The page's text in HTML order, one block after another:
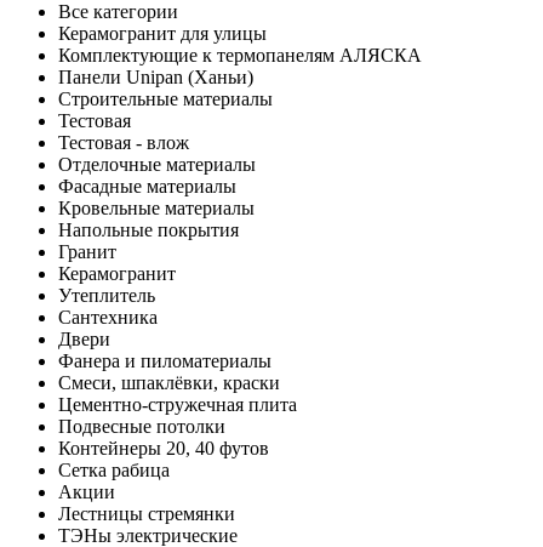
Все категории
Керамогранит для улицы
Комплектующие к термопанелям АЛЯСКА
Панели Unipan (Ханьи)
Строительные материалы
Тестовая
Тестовая - влож
Отделочные материалы
Фасадные материалы
Кровельные материалы
Напольные покрытия
Гранит
Керамогранит
Утеплитель
Сантехника
Двери
Фанера и пиломатериалы
Смеси, шпаклёвки, краски
Цементно-стружечная плита
Подвесные потолки
Контейнеры 20, 40 футов
Сетка рабица
Акции
Лестницы стремянки
ТЭНы электрические